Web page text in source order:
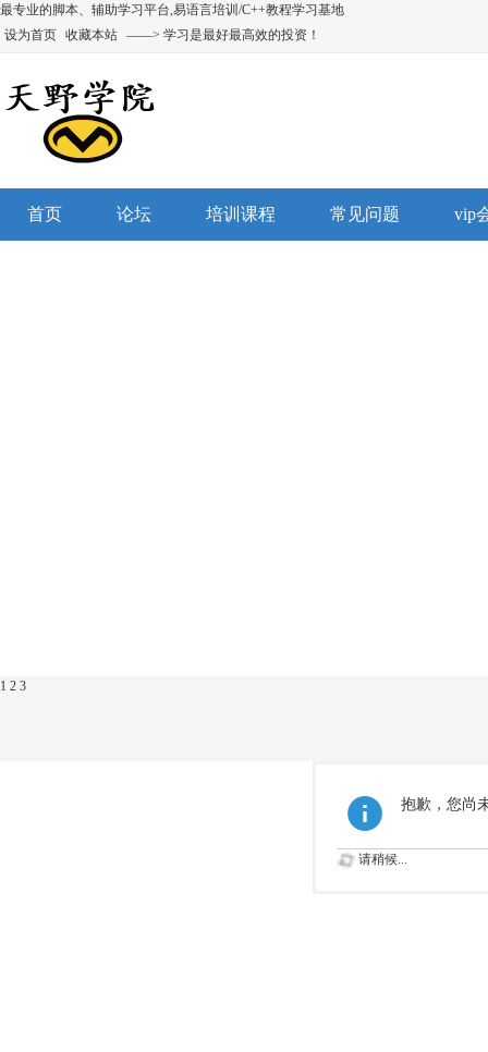
最专业的脚本、辅助学习平台,易语言培训/C++教程学习基地
设为首页 收藏本站 ——> 学习是最好最高效的投资！
首页 论坛 培训课程 常见问题 vip
1 2 3
抱歉，您尚
请稍候...